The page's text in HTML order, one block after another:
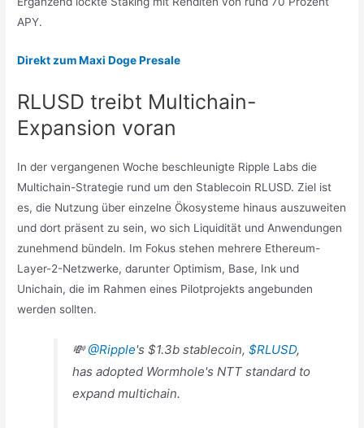
APY.
Direkt zum Maxi Doge Presale
RLUSD treibt Multichain-
Expansion voran
In der vergangenen Woche beschleunigte Ripple Labs die
Multichain-Strategie rund um den Stablecoin RLUSD. Ziel ist
es, die Nutzung über einzelne Ökosysteme hinaus auszuweiten
und dort präsent zu sein, wo sich Liquidität und Anwendungen
zunehmend bündeln. Im Fokus stehen mehrere Ethereum-
Layer-2-Netzwerke, darunter Optimism, Base, Ink und
Unichain, die im Rahmen eines Pilotprojekts angebunden
werden sollten.
💸@Ripple's $1.3b stablecoin,$RLUSD,
has adopted Wormhole's NTT standard to
expand multichain.